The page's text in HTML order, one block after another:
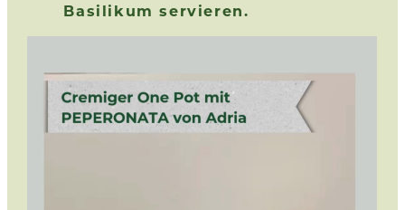
Basilikum servieren.